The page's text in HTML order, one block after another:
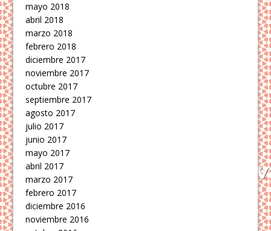
mayo 2018
abril 2018
marzo 2018
febrero 2018
diciembre 2017
noviembre 2017
octubre 2017
septiembre 2017
agosto 2017
julio 2017
junio 2017
mayo 2017
abril 2017
marzo 2017
febrero 2017
diciembre 2016
noviembre 2016